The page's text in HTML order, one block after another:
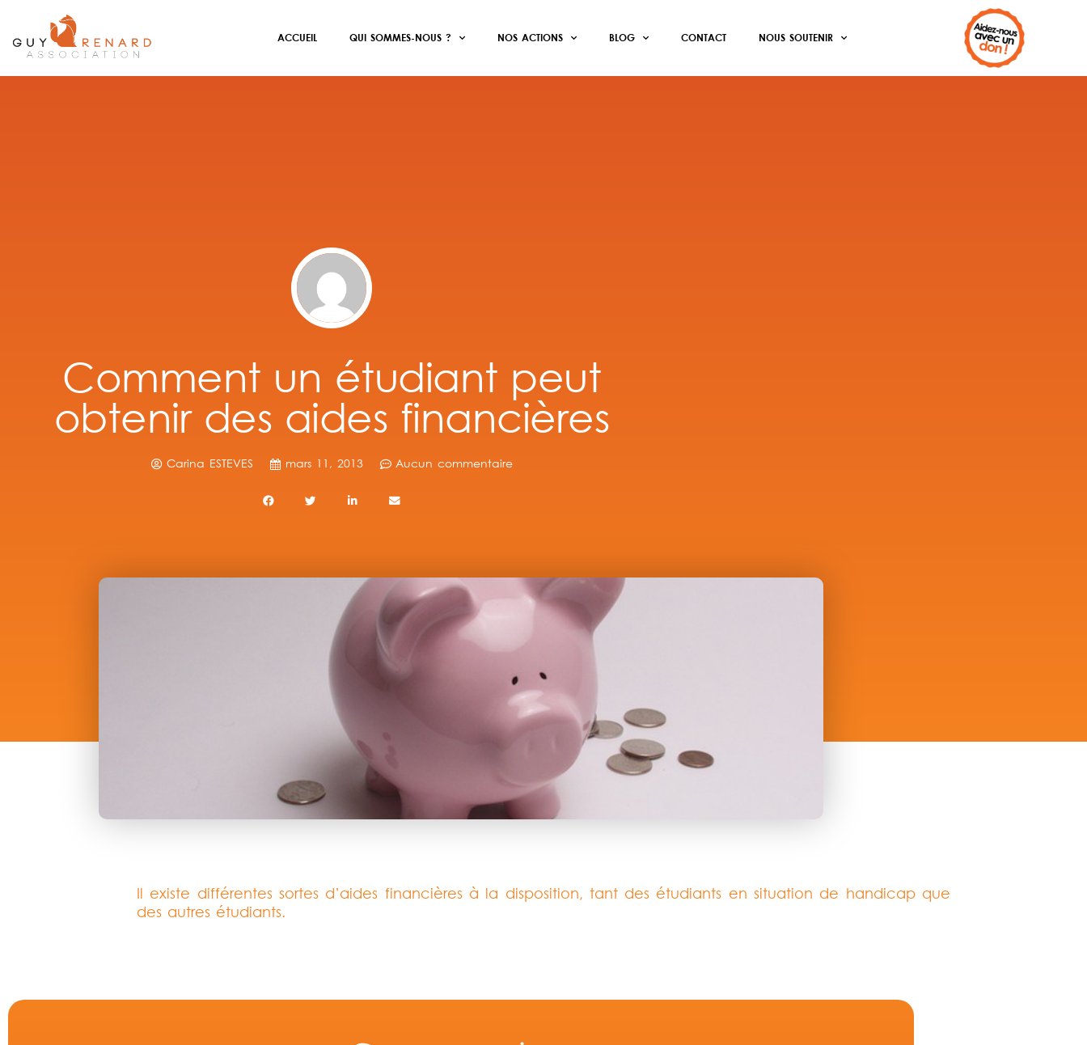
ACCUEIL QUI SOMMES-NOUS ? NOS ACTIONS BLOG CONTACT NOUS SOUTENIR
Comment un étudiant peut
obtenir des aides financières
Carina ESTEVES mars 11, 2013 Aucun commentaire
Il existe différentes sortes d’aides financières à la disposition, tant des étudiants en situation de handicap que
des autres étudiants.